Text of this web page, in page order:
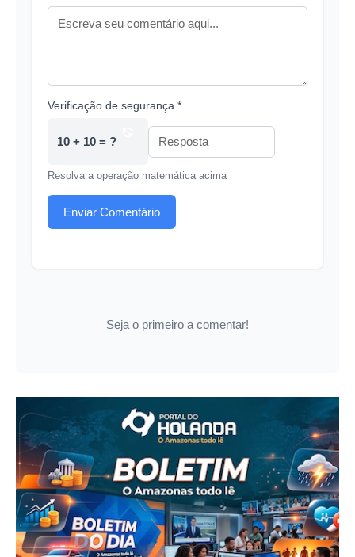
Verificação de segurança *
10 + 10 = ?
Resolva a operação matemática acima
Enviar Comentário
Seja o primeiro a comentar!